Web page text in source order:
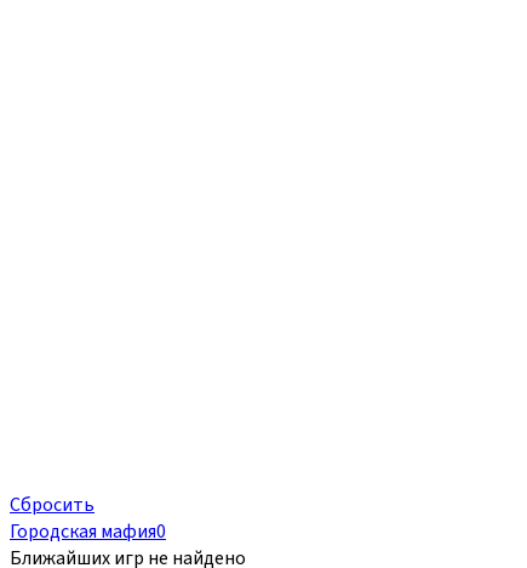
Сбросить
Городская мафия0
Ближайших игр не найдено